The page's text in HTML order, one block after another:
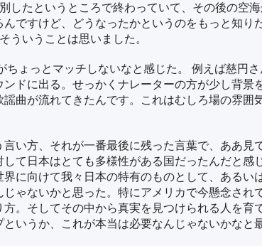
したというところで終わっていて、その後の空
ですけど、どうなったかというのをもっと知り
ういうことは思いました。
ょっとマッチしないなと感じた。 例えば慈円さ
ドに出る。せっかくナレーターの方が少し背景
曲が流れてきたんです。これはむしろ場の雰囲
い方、それが一番最後に残った言葉で、ああ見
て日本はとても多様性がある国だったんだと感
に向けて我々日本の特有のものとして、あるい
ゃないかと思った。特にアメリカで今懸念され
。そしてその中から真実を見つけられる人を育
いうか、これが本当は必要なんじゃないかなと